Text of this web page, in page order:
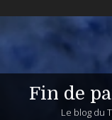
Fin de
Le blog du